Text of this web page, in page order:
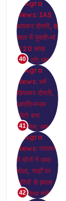
40
41
42